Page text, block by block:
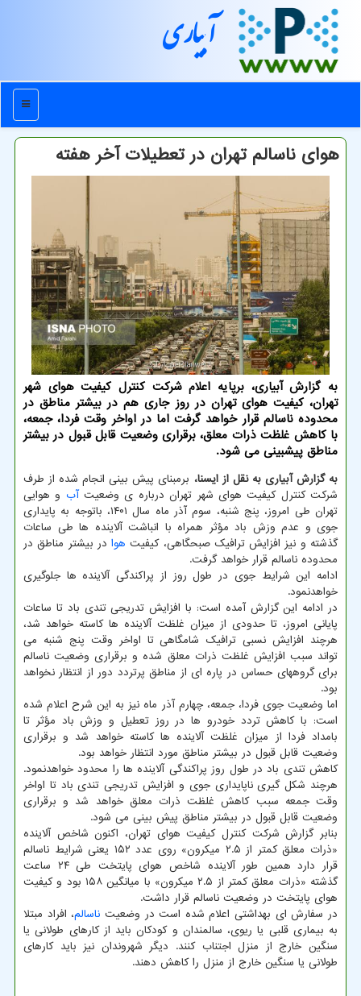
آبیاری
منو
هوای ناسالم تهران در تعطیلات آخر هفته
به گزارش آبیاری، برپایه اعلام شرکت کنترل کیفیت هوای شهر
تهران، کیفیت هوای تهران در روز جاری هم در بیشتر مناطق در
محدوده ناسالم قرار خواهد گرفت اما در اواخر وقت فردا، جمعه،
با کاهش غلظت ذرات معلق، برقراری وضعیت قابل قبول در بیشتر
مناطق پیشبینی می شود.
به گزارش آبیاری به نقل از ایسنا، برمبنای پیش بینی انجام شده از طرف
شرکت کنترل کیفیت هوای شهر تهران درباره ی وضعیتآب و هوایی
تهران طی امروز، پنج شنبه، سوم آذر ماه سال ۱۴۰۱، باتوجه به پایداری
جوی و عدم وزش باد مؤثر همراه با انباشت آلاینده ها طی ساعات
گذشته و نیز افزایش ترافیک صبحگاهی، کیفیت هوادر بیشتر مناطق در
محدوده ناسالم قرار خواهد گرفت.
ادامه این شرایط جوی در طول روز از پراکندگی آلاینده ها جلوگیری
خواهدنمود.
در ادامه این گزارش آمده است: با افزایش تدریجی تندی باد تا ساعات
پایانی امروز، تا حدودی از میزان غلظت آلاینده ها کاسته خواهد شد،
هرچند افزایش نسبی ترافیک شامگاهی تا اواخر وقت پنج شنبه می
تواند سبب افزایش غلظت ذرات معلق شده و برقراری وضعیت ناسالم
برای گروههای حساس در پاره ای از مناطق پرتردد دور از انتظار نخواهد
بود.
اما وضعیت جوی فردا، جمعه، چهارم آذر ماه نیز به این شرح اعلام شده
است: با کاهش تردد خودرو ها در روز تعطیل و وزش باد مؤثر تا
بامداد فردا از میزان غلظت آلاینده ها کاسته خواهد شد و برقراری
وضعیت قابل قبول در بیشتر مناطق مورد انتظار خواهد بود.
کاهش تندی باد در طول روز پراکندگی آلاینده ها را محدود خواهدنمود.
هرچند شکل گیری ناپایداری جوی و افزایش تدریجی تندی باد تا اواخر
وقت جمعه سبب کاهش غلظت ذرات معلق خواهد شد و برقراری
وضعیت قابل قبول در بیشتر مناطق پیش بینی می شود.
بنابر گزارش شرکت کنترل کیفیت هوای تهران، اکنون شاخص آلاینده
«ذرات معلق کمتر از ۲.۵ میکرون» روی عدد ۱۵۲ یعنی شرایط ناسالم
قرار دارد همین طور آلاینده شاخص هوای پایتخت طی ۲۴ ساعت
گذشته «ذرات معلق کمتر از ۲.۵ میکرون» با میانگین ۱۵۸ بود و کیفیت
هوای پایتخت در وضعیت ناسالم قرار داشت.
در سفارش ای بهداشتی اعلام شده است در وضعیت ناسالم، افراد مبتلا
به بیماری قلبی یا ریوی، سالمندان و کودکان باید از کارهای طولانی یا
سنگین خارج از منزل اجتناب کنند. دیگر شهروندان نیز باید کارهای
طولانی یا سنگین خارج از منزل را کاهش دهند.